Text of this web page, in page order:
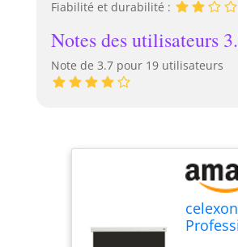
Fiabilité et durabilité :
Notes des utilisateurs
Note de 3.7 pour 19 utilisateurs
celexon